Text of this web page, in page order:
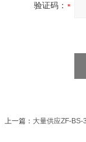
验证码：
上一篇： 大量供应ZF-